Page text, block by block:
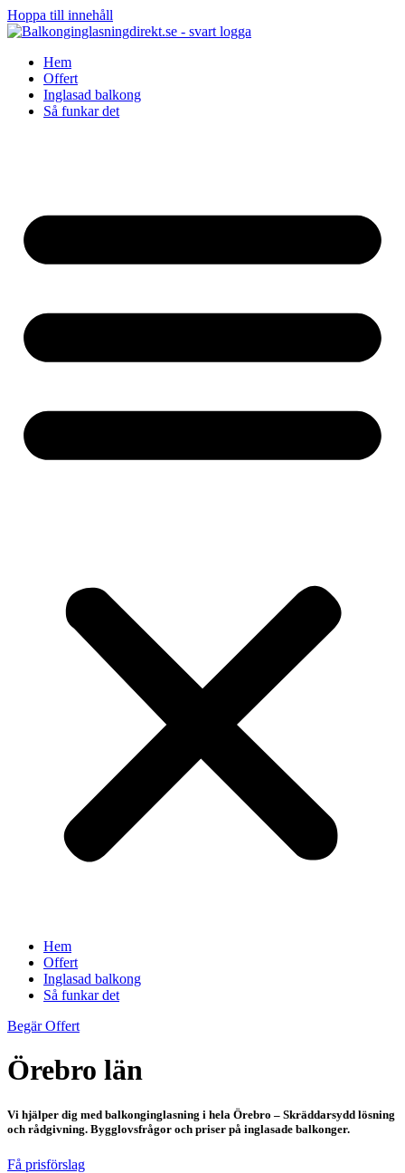
Hoppa till innehåll
Hem
Offert
Inglasad balkong
Så funkar det
Hem
Offert
Inglasad balkong
Så funkar det
Begär Offert
Örebro län
Vi hjälper dig med balkonginglasning i hela Örebro – Skräddarsydd lösning
och rådgivning. Bygglovsfrågor och priser på inglasade balkonger.
Få prisförslag